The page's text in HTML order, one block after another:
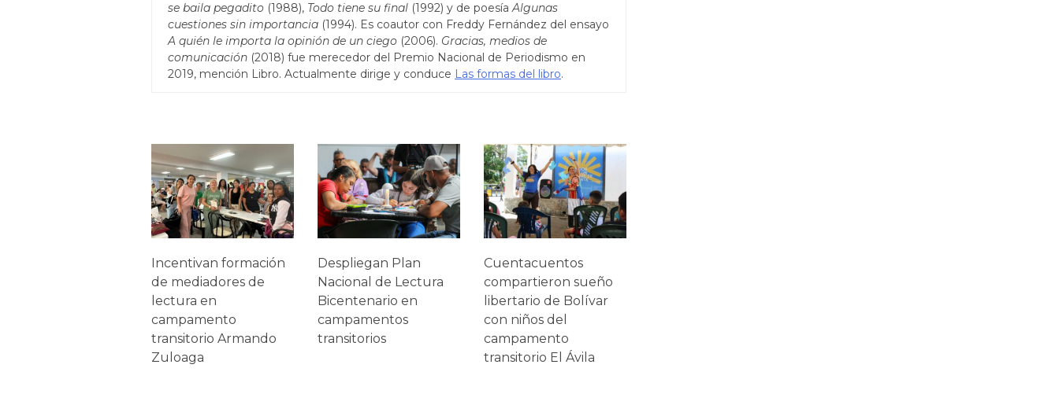
se baila pegadito (1988), Todo tiene su final (1992) y de poesíaAlgunas
cuestiones sin importancia (1994). Es coautor con Freddy Fernández del ensayo
A quién le importa la opinión de un ciego (2006). Gracias, medios de
comunicación (2018) fue merecedor del Premio Nacional de Periodismo en
2019, mención Libro. Actualmente dirige y conduce Las formas del libro.
Incentivan formación
de mediadores de
lectura en
campamento
transitorio Armando
Zuloaga
Despliegan Plan
Nacional de Lectura
Bicentenario en
campamentos
transitorios
Cuentacuentos
compartieron sueño
libertario de Bolívar
con niños del
campamento
transitorio El Ávila